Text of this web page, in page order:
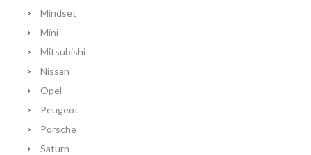
Mindset
Mini
Mitsubishi
Nissan
Opel
Peugeot
Porsche
Saturn